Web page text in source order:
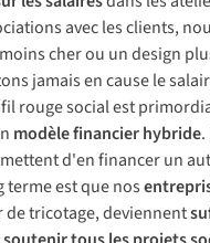
avec les clients,
cher ou un design
jamais en cause le
rouge social est
modèle financier hybride
d'en financer un
est que nos
tricotage, deviennent